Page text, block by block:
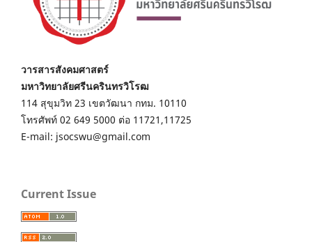
วารสารสังคมศาสตร์
มหาวิทยาลัยศรีนครินทรวิโรฒ
114 สุขุมวิท 23 เขตวัฒนา กทม. 10110
โทรศัพท์ 02 649 5000 ต่อ 11721,11725
E-mail: jsocswu@gmail.com
Current Issue